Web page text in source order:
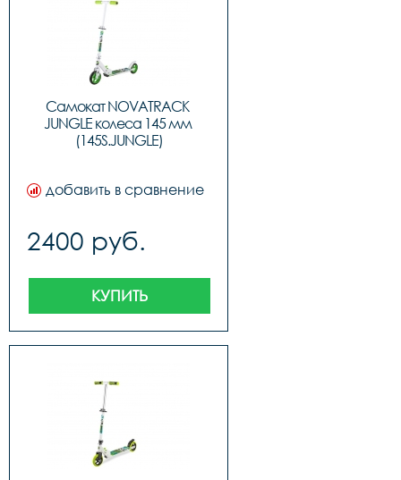
Самокат NOVATRACK
JUNGLE колеса 145 мм
(145S.JUNGLE)
добавить в сравнение
2400 руб.
КУПИТЬ